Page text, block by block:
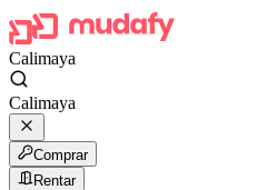
Calimaya
Calimaya
Comprar
Rentar